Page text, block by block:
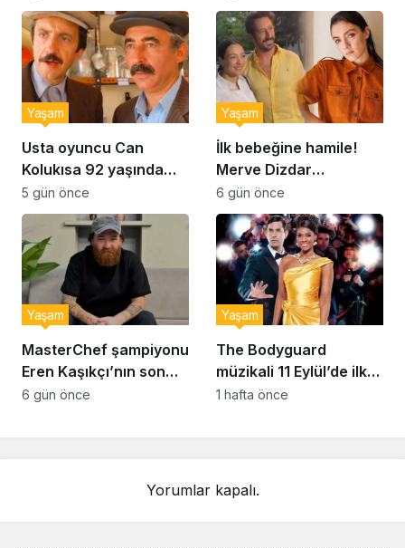
kurabiye tarifi…
Usta oyuncu Can
Kolukısa 92 yaşında
hayatını kaybetti
Yaşam
5 gün önce
İlk bebeğine hamile!
Merve Dizdar
sessizliğini bozdu: ‘İsim
bulmak çok zor’
Yaşam
6 gün önce
MasterChef şampiyonu
Eren Kaşıkçı’nın son
anlarındaki kahreden
Yaşam
6 gün önce
The Bodyguard
müzikali 11 Eylül’de ilk
kez Türkiye’de
Yaşam
1 hafta önce
Yorumlar kapalı.